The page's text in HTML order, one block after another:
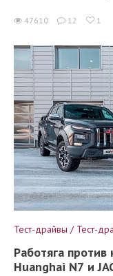
47610 12 1
Тест-драйвы / Тест-
Работяга против
Huanghai N7 и